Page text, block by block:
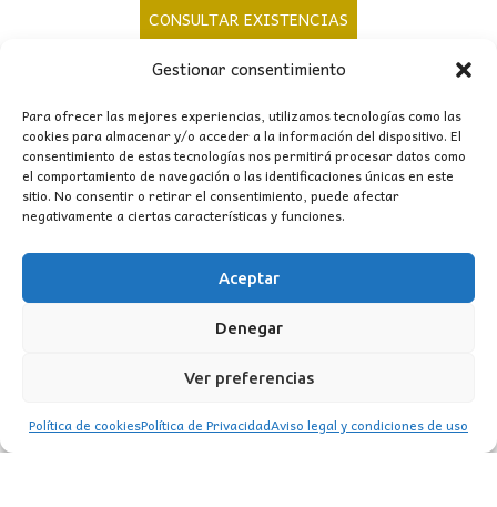
Gestionar consentimiento
Para ofrecer las mejores experiencias, utilizamos tecnologías como las
cookies para almacenar y/o acceder a la información del dispositivo. El
consentimiento de estas tecnologías nos permitirá procesar datos como
el comportamiento de navegación o las identificaciones únicas en este
sitio. No consentir o retirar el consentimiento, puede afectar
negativamente a ciertas características y funciones.
Aceptar
Denegar
Ver preferencias
Política de cookiesPolítica de PrivacidadAviso legal y condiciones de uso
precio
era:
902,00€.
precio
749,00€.
CONSULTAR EXISTENCIAS
WhatsApp
TikTok
Instagram